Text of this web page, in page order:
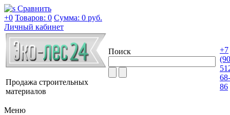
Сравнить
+0 Товаров: 0 Сумма: 0 руб.
Личный кабинет
Продажа строительных
материалов
Поиск
+7
68-
86
Меню